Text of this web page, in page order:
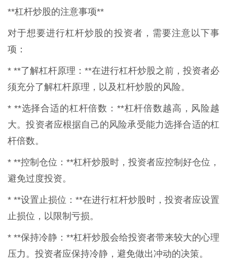
**杠杆炒股的注意事项**
对于想要进行杠杆炒股的投资者，需要注意以下事
项：
* **了解杠杆原理：**在进行杠杆炒股之前，投资者必
须充分了解杠杆原理，以及杠杆炒股的风险。
* **选择合适的杠杆倍数：**杠杆倍数越高，风险越
大。投资者应根据自己的风险承受能力选择合适的杠
杆倍数。
* **控制仓位：**杠杆炒股时，投资者应控制好仓位，
避免过度投资。
* **设置止损位：**在进行杠杆炒股时，投资者应设置
止损位，以限制亏损。
* **保持冷静：**杠杆炒股会给投资者带来较大的心理
压力。投资者应保持冷静，避免做出冲动的决策。